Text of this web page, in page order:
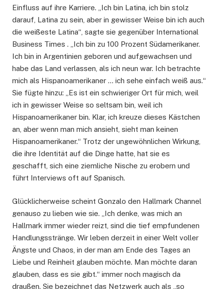
Einfluss auf ihre Karriere. „Ich bin Latina, ich bin stolz
darauf, Latina zu sein, aber in gewisser Weise bin ich auch
die weißeste Latina“, sagte sie gegenüber International
Business Times . „Ich bin zu 100 Prozent Südamerikaner.
Ich bin in Argentinien geboren und aufgewachsen und
habe das Land verlassen, als ich neun war. Ich betrachte
mich als Hispanoamerikaner … ich sehe einfach weiß aus.“
Sie fügte hinzu: „Es ist ein schwieriger Ort für mich, weil
ich in gewisser Weise so seltsam bin, weil ich
Hispanoamerikaner bin. Klar, ich kreuze dieses Kästchen
an, aber wenn man mich ansieht, sieht man keinen
Hispanoamerikaner.“ Trotz der ungewöhnlichen Wirkung,
die ihre Identität auf die Dinge hatte, hat sie es
geschafft, sich eine ziemliche Nische zu erobern und
führt Interviews oft auf Spanisch.
Glücklicherweise scheint Gonzalo den Hallmark Channel
genauso zu lieben wie sie. „Ich denke, was mich an
Hallmark immer wieder reizt, sind die tief empfundenen
Handlungsstränge. Wir leben derzeit in einer Welt voller
Ängste und Chaos, in der man am Ende des Tages an
Liebe und Reinheit glauben möchte. Man möchte daran
glauben, dass es sie gibt.“ immer noch magisch da
draußen. Sie bezeichnet das Netzwerk auch als „so